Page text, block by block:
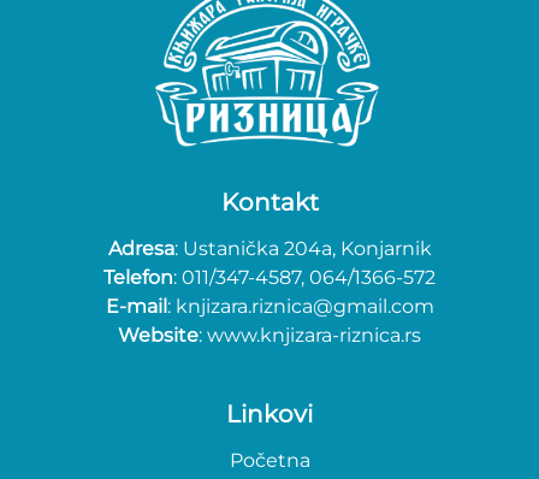
Kontakt
Adresa: Ustanička 204a, Konjarnik
Telefon: 011/347-4587, 064/1366-572
E-mail: knjizara.riznica@gmail.com
Website: www.knjizara-riznica.rs
Linkovi
Početna